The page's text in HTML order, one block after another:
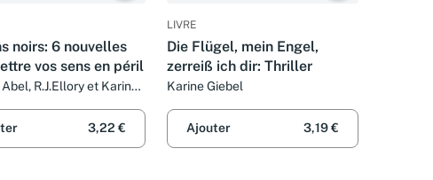
noirs: 6 nouvelles
vos sens en péril
R.J.Ellory et Karine
3,22 €
LIVRE
Die Flügel, mein Engel,
zerreiß ich dir: Thriller
Karine Giebel
Ajouter 3,19 €